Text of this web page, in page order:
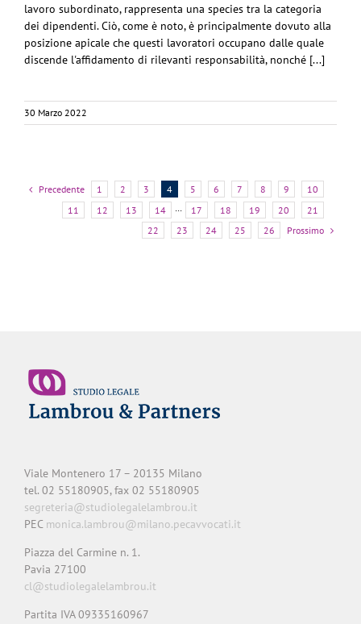
lavoro subordinato, rappresenta una species tra la categoria
dei dipendenti. Ciò, come è noto, è principalmente dovuto alla
posizione apicale che questi lavoratori occupano dalle quale
discende l'affidamento di rilevanti responsabilità, nonché [...]
30 Marzo 2022
Precedente 1 2 3 4 5 6 7 8 9
10
11
12 13 14 ··· 17 18 19 20
21
22
23 24 25 26 Prossimo
Viale Montenero 17 – 20135 Milano
tel. 02 55180905, fax 02 55180905
segreteria@studiolegalelambrou.it
PEC monica.lambrou@milano.pecavvocati.it
Piazza del Carmine n. 1.
Pavia 27100
cl@studiolegalelambrou.it
Partita IVA 09335160967